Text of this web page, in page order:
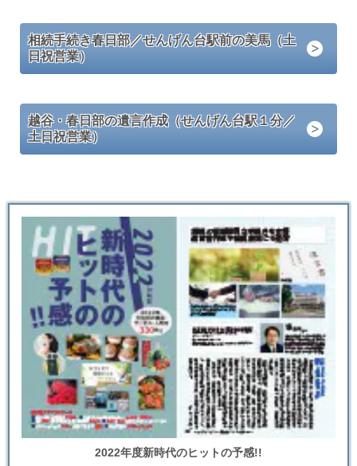
相続手続き春日部／せんげん台駅前の美馬（土
日祝営業）
越谷・春日部の遺言作成（せんげん台駅１分／
土日祝営業）
2022年度新時代のヒットの予感!!